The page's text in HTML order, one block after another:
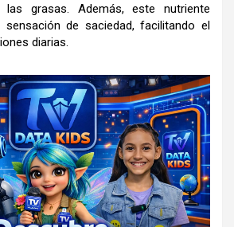
las grasas. Además, este nutriente
de saciedad, facilitando el
diarias.